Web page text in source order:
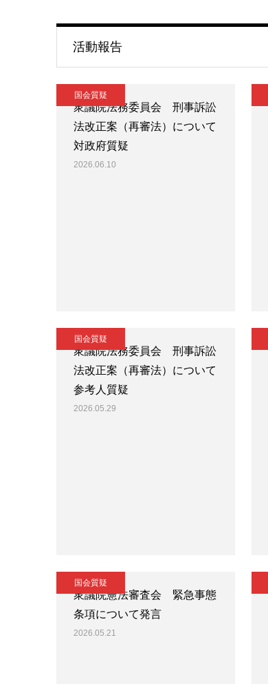
活動報告
国会質疑
衆議院法務委員会 刑事訴訟
法改正案（再審法）について
対政府質疑
2026.06.10
国会質疑
衆議院法務委員会 刑事訴訟
法改正案（再審法）について
参考人質疑
2026.05.29
国会質疑
衆議院憲法審査会 緊急事態
条項について発言
2026.05.21